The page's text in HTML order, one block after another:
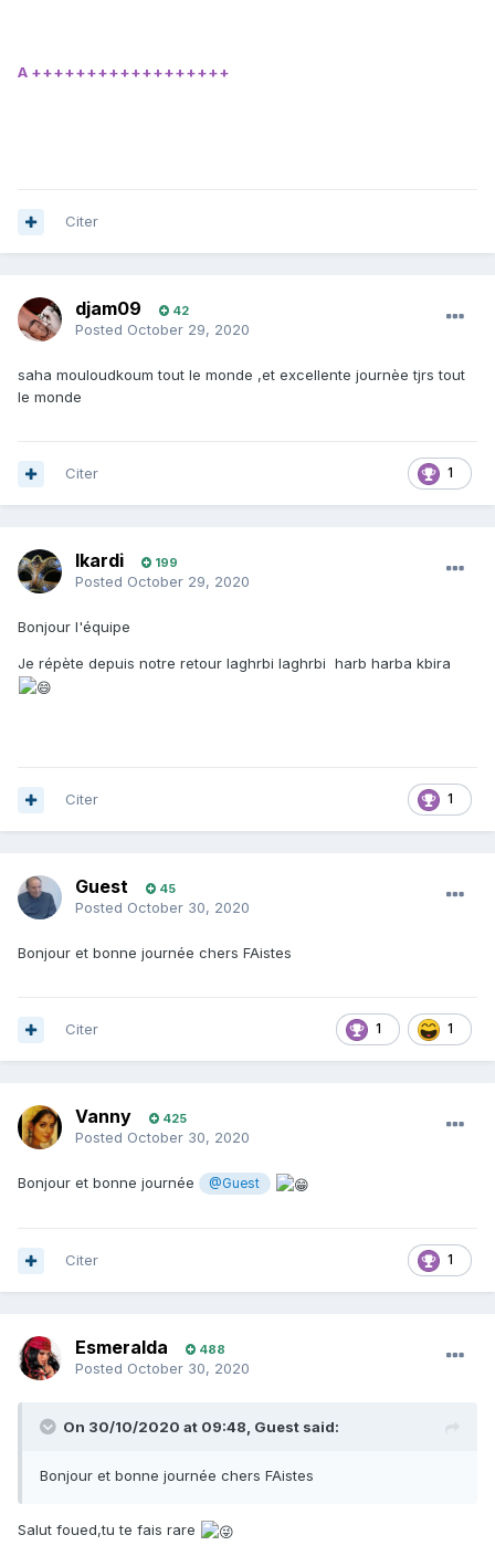
A ++++++++++++++++++
Citer
djam09 42
Posted October 29, 2020
saha mouloudkoum tout le monde ,et excellente journèe tjrs tout
le monde
1
Citer
Ikardi 199
Posted October 29, 2020
Bonjour l'équipe
Je répète depuis notre retour laghrbi laghrbi harb harba kbira
1
Citer
Guest 45
Posted October 30, 2020
Bonjour et bonne journée chers FAistes
1 1
Citer
Vanny 425
Posted October 30, 2020
Bonjour et bonne journée @Guest
1
Citer
Esmeralda 488
Posted October 30, 2020
On 30/10/2020 at 09:48, Guest said:
Bonjour et bonne journée chers FAistes
Salut foued,tu te fais rare